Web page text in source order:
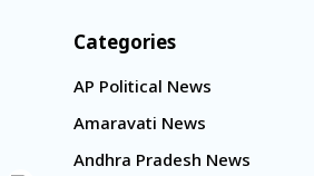
Categories
AP Political News
Amaravati News
Andhra Pradesh News